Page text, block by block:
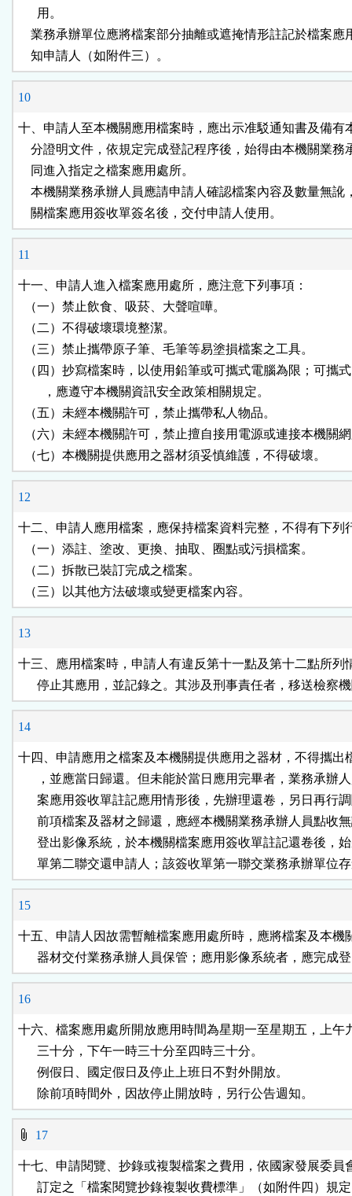
      用。
業務承辦單位應將檔案部分抽離或遮掩情形註記於檔案應
    知申請人（如附件三）。
10
十、申請人至本機關應用檔案時，應出示准駁通知書及備有
分證明文件，依規定完成登記程序後，始得由本機關業務
    同進入指定之檔案應用處所。
本機關業務承辦人員應請申請人確認檔案內容及數量無訛
    關檔案應用簽收單簽名後，交付申請人使用。
11
十一、申請人進入檔案應用處所，應注意下列事項：
  （一）禁止飲食、吸菸、大聲喧嘩。
  （二）不得破壞環境整潔。
  （三）禁止攜帶原子筆、毛筆等易塗損檔案之工具。
（四）抄寫檔案時，以使用鉛筆或可攜式電腦為限；可攜
        ，應遵守本機關資訊安全政策相關規定。
  （五）未經本機關許可，禁止攜帶私人物品。
（六）未經本機關許可，禁止擅自接用電源或連接本機關
  （七）本機關提供應用之器材須妥慎維護，不得破壞。
12
十二、申請人應用檔案，應保持檔案資料完整，不得有下列
  （一）添註、塗改、更換、抽取、圈點或污損檔案。
  （二）拆散已裝訂完成之檔案。
  （三）以其他方法破壞或變更檔案內容。
13
十三、應用檔案時，申請人有違反第十一點及第十二點所列
停止其應用，並記錄之。其涉及刑事責任者，移送檢察
14
十四、申請應用之檔案及本機關提供應用之器材，不得攜出
，並應當日歸還。但未能於當日應用完畢者，業務承辦
案應用簽收單註記應用情形後，先辦理還卷，另日再行
前項檔案及器材之歸還，應經本機關業務承辦人員點收
登出影像系統，於本機關檔案應用簽收單註記還卷後，
單第二聯交還申請人；該簽收單第一聯交業務承辦單位
15
十五、申請人因故需暫離檔案應用處所時，應將檔案及本機
器材交付業務承辦人員保管；應用影像系統者，應完成
16
十六、檔案應用處所開放應用時間為星期一至星期五，上午
      三十分，下午一時三十分至四時三十分。
      例假日、國定假日及停止上班日不對外開放。
      除前項時間外，因故停止開放時，另行公告週知。
17
十七、申請閱覽、抄錄或複製檔案之費用，依國家發展委員
訂定之「檔案閱覽抄錄複製收費標準」（如附件四）規